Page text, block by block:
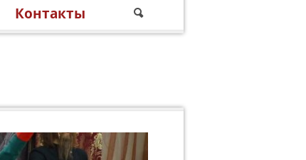
Контакты